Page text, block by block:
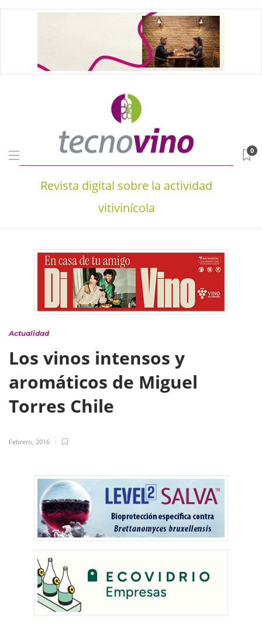
Revista digital sobre la actividad
vitivinícola
0
Actualidad
Los vinos intensos y
aromáticos de Miguel
Torres Chile
Febrero, 2016